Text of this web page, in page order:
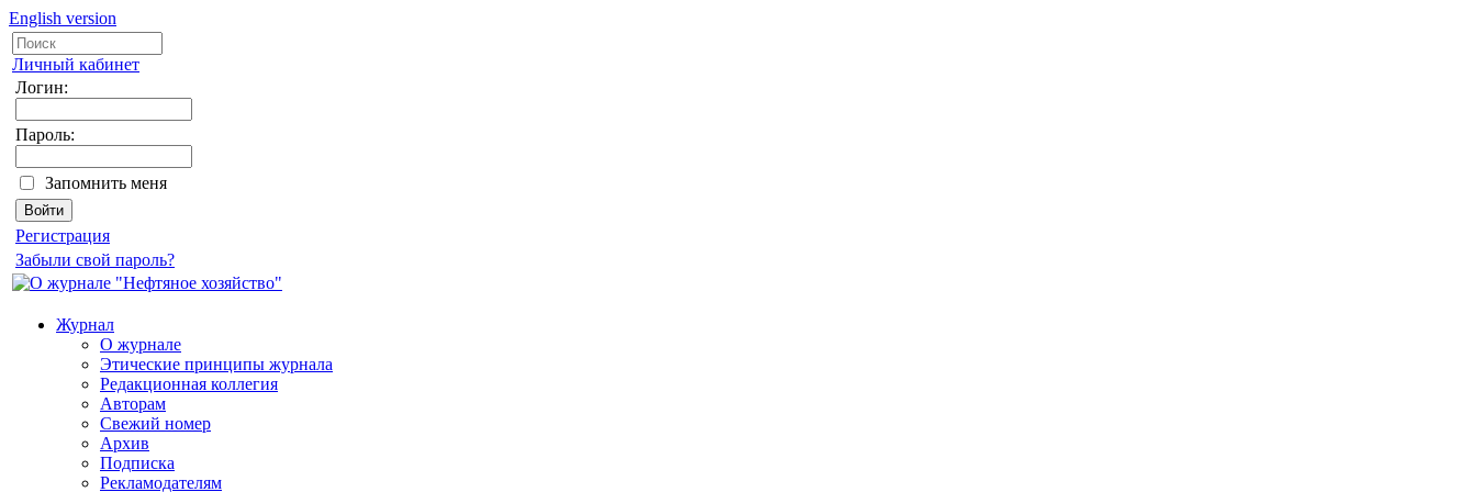
English version
Личный кабинет
Логин:
Пароль:
Запомнить меня
Регистрация
Забыли свой пароль?
Журнал
О журнале
Этические принципы журнала
Редакционная коллегия
Авторам
Свежий номер
Архив
Подписка
Рекламодателям